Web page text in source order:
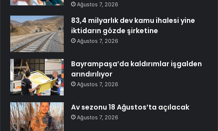
Ağustos 7, 2026
83,4 milyarlık dev kamu ihalesi yine
iktidarın gözde şirketine
Ağustos 7, 2026
Bayrampaşa’da kaldırımlar işgalden
arındırılıyor
Ağustos 7, 2026
Av sezonu 18 Ağustos’ta açılacak
Ağustos 7, 2026